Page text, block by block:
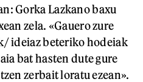
Gorka Lazkano baxu
zela. «Gauero zure
ideiaz beteriko hodeiak
bat hasten dute gure
zerbait loratu ezean».